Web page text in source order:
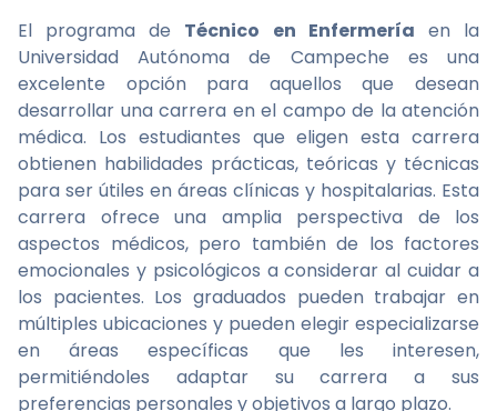
El programa de Técnico en Enfermería en la
Universidad Autónoma de Campeche es una
excelente opción para aquellos que desean
desarrollar una carrera en el campo de la atención
médica. Los estudiantes que eligen esta carrera
obtienen habilidades prácticas, teóricas y técnicas
para ser útiles en áreas clínicas y hospitalarias. Esta
carrera ofrece una amplia perspectiva de los
aspectos médicos, pero también de los factores
emocionales y psicológicos a considerar al cuidar a
los pacientes. Los graduados pueden trabajar en
múltiples ubicaciones y pueden elegir especializarse
en áreas específicas que les interesen,
permitiéndoles adaptar su carrera a sus
preferencias personales y objetivos a largo plazo.